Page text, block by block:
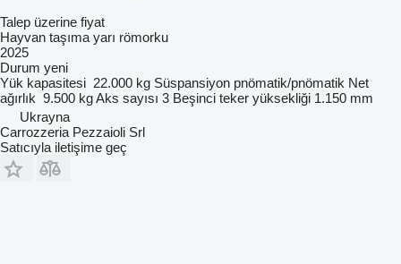
Talep üzerine fiyat
Hayvan taşıma yarı römorku
2025
Durum yeni
Yük kapasitesi 22.000 kg Süspansiyon pnömatik/pnömatik Net
ağırlık 9.500 kgAks sayısı 3 Beşinci teker yüksekliği 1.150 mm
Ukrayna
Carrozzeria Pezzaioli Srl
Satıcıyla iletişime geç